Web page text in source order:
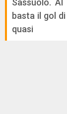
Sassuolo.
basta il gol
quasi